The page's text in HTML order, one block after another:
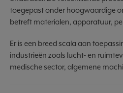
toegepast onder hoogwaardige
betreft materialen, apparatuur,
Er is een breed scala aan
industrieën zoals lucht- en
medische sector, algemene